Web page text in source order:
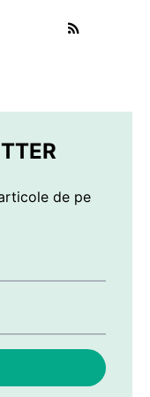
de pe